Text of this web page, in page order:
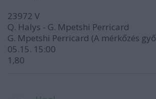
23972 V
Q. Halys - G. Mpetshi Perricard
G. Mpetshi Perricard (A mérkőzés
05.15. 15:00
1,80